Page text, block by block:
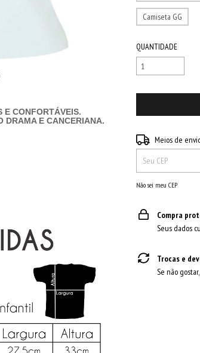
E CONFORTÁVEIS.
DRAMA E CANCERIANA.
Camiseta GG
QUANTIDADE
Entregas para o CEP:
Meios de
Não sei meu CEP
Compra
Seus dados
Trocas e
Se não